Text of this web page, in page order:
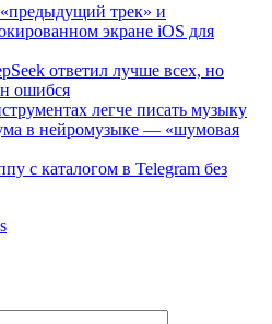
трек» и
экране iOS для
ответил лучше всех, но
ошибся
легче писать музыку
в нейромузыке — «шумовая
с каталогом в Telegram без